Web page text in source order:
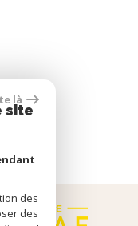
là
site
des
des